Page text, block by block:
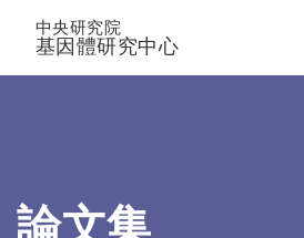
中央研究院
基因體研究中心
論文集